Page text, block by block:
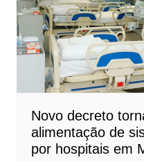
Novo decreto
alimentação de
por hospitais em